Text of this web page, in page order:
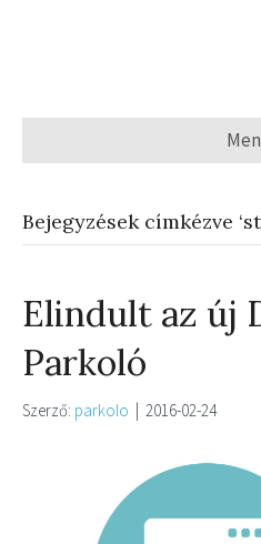
Bejegyzések címkézve
Elindult az új
Parkoló
Szerző: parkolo | 2016-02-24